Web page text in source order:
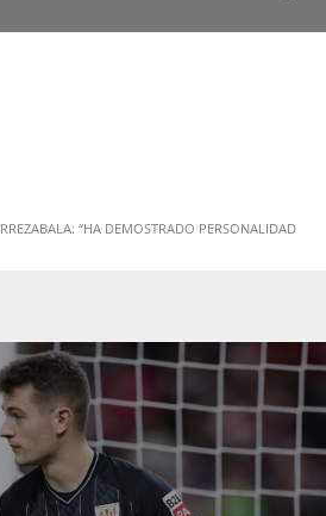
“HA DEMOSTRADO PERSONALIDAD